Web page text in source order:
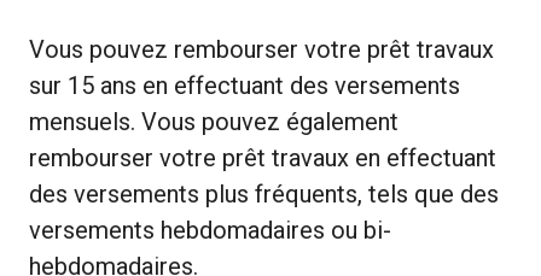
Vous pouvez rembourser votre prêt travaux
sur 15 ans en effectuant des versements
mensuels. Vous pouvez également
rembourser votre prêt travaux en effectuant
des versements plus fréquents, tels que des
versements hebdomadaires ou bi-
hebdomadaires.